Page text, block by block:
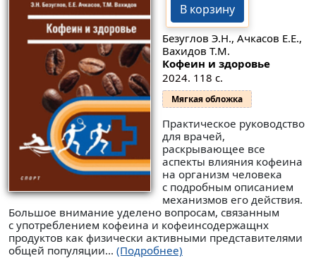
В корзину
Безуглов Э.Н., Ачкасов Е.Е.,
Вахидов Т.М.
Кофеин и здоровье
2024. 118 с.
Мягкая обложка
Практическое руководство
для врачей,
раскрывающее все
аспекты влияния кофеина
на организм человека
с подробным описанием
механизмов его действия.
Большое внимание уделено вопросам, связанным
с употреблением кофеина и кофеинсодержащнх
продуктов как физически активными представителями
общей популяции... (Подробнее)